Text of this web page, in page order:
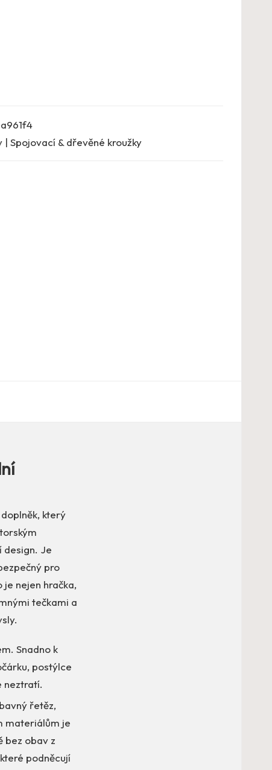
| Spojovací & dřevěné kroužky
který
design. Je
pro
nejen hračka,
tečkami a
Snadno k
postýlce
neztratí.
řetěz,
materiálům je
bez obav z
podněcují